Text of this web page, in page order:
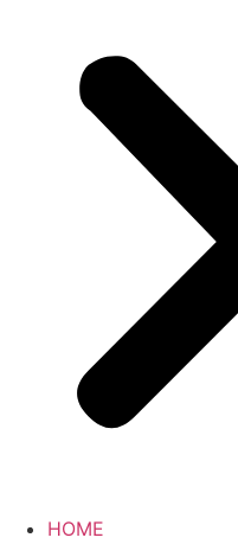
HOME